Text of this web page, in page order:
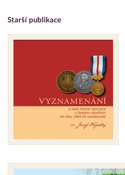
Starší publikace